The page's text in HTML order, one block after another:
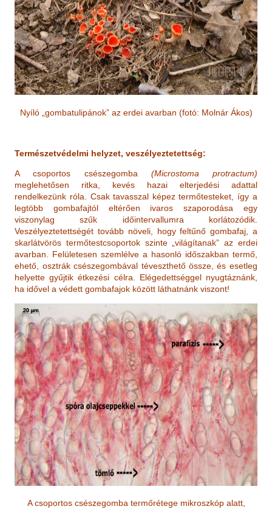
Nyíló „gombatulipánok” az erdei avarban (fotó: Molnár Ákos)
Természetvédelmi helyzet, veszélyeztetettség:
A csoportos csészegomba (Microstoma protractum)
meglehetősen ritka, kevés hazai elterjedési adattal
rendelkezünk róla. Csak tavasszal képez termőtesteket, így a
legtöbb gombafajtól eltérően ivaros szaporodása egy
viszonylag szűk időintervallumra korlátozódik.
Veszélyeztetettségét tovább növeli, hogy feltűnő gombafaj, a
skarlátvörös termőtestcsoportok szinte „világítanak” az erdei
avarban. Felületesen szemlélve a hasonló időszakban termő,
ehető, osztrák csészegombával téveszthető össze, és esetleg
helyette gyűjtik étkezési célra. Elégedettséggel nyugtáznánk,
ha idővel a védett gombafajok között láthatnánk viszont!
A csoportos csészegomba termőrétege mikroszkóp alatt,